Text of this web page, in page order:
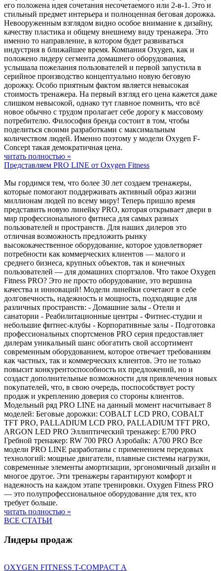
его положена идея сочетания несочетаемого или 2-в-1. Это и
стильный предмет интерьера и полноценная беговая дорожка.
Невооруженным взглядом видно особое внимание к дизайну,
качеству пластика и общему внешнему виду тренажера. Это
именно то направление, в котором будет развиваться
индустрия в ближайшее время. Компания Oxygen, как и
положено лидеру сегмента домашнего оборудования,
услышала пожелания пользователей и первой запустила в
серийное производство концептуально новую беговую
дорожку. Особо приятным фактом является невысокая
стоимость тренажера. На первый взгляд его цена кажется даже
слишком невысокой, однако тут главное помнить, что всё
новое обычно с трудом пролагает себе дорогу к массовому
потребителю. Философия бренда состоит в том, чтобы
поделиться своими разработками с максимальным
количеством людей. Именно поэтому у модели Oxygen F-
Concept такая демократичная цена.
читать полностью »
Представляем PRO LINE от Oxygen Fitness
Мы гордимся тем, что более 30 лет создаем тренажеры,
которые помогают поддерживать активный образ жизни
миллионам людей по всему миру! Теперь пришло время
представить новую линейку PRO, которая открывает двери в
мир профессионального фитнеса для самых разных
пользователей и пространств. Для наших дилеров это
отличная возможность предложить рынку
высококачественное оборудование, которое удовлетворяет
потребности как коммерческих клиентов — малого и
среднего бизнеса, крупных объектов, так и конечных
пользователей — для домашних спортзалов. Что такое Oxygen
Fitness PRO? Это не просто оборудование, это вершина
качества и инноваций! Модели линейки сочетают в себе
долговечность, надежность и мощность, подходящие для
различных пространств: - Домашние залы - Отели и
санатории - Реабилитационные центры - Фитнес-студии и
небольшие фитнес-клубы - Корпоративные залы - Подготовка
профессиональных спортсменов PRO серия предоставляет
дилерам уникальный шанс обогатить свой ассортимент
современным оборудованием, которое отвечает требованиям
как частных, так и коммерческих клиентов. Это не только
повысит конкурентоспособность их предложений, но и
создаст дополнительные возможности для привлечения новых
покупателей, что, в свою очередь, поспособствует росту
продаж и укреплению доверия со стороны клиентов.
Модельный ряд PRO LINE на данный момент насчитывает 8
моделей: Беговые дорожки: COBALT LCD PRO, COBALT
TFT PRO, PALLADIUM LCD PRO, PALLADIUM TFT PRO,
ARGON LED PRO Эллиптический тренажер: E700 PRO
Гребной тренажер: RW 700 PRO Аэробайк: A700 PRO Все
модели PRO LINE разработаны с применением передовых
технологий: мощные двигатели, плавные системы нагрузки,
современные элементы амортизации, эргономичный дизайн и
многое другое. Эти тренажеры гарантируют комфорт и
надежность на каждом этапе тренировки. Oxygen Fitness PRO
— это полупрофессиональное оборудование для тех, кто
требует больше.
читать полностью »
ВСЕ СТАТЬИ
Лидеры продаж
OXYGEN FITNESS T-COMPACT A